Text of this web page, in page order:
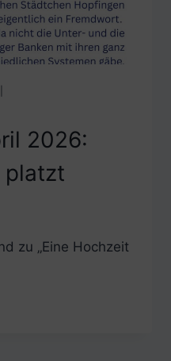
2026:
platzt
zu „Eine Hochzeit